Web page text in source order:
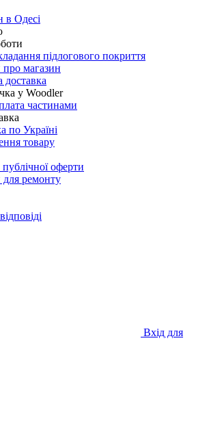
в Одесі
підлогового покриття
про магазин
доставка
у Woodler
частинами
по Україні
товару
публічної оферти
для ремонту
Вхід для